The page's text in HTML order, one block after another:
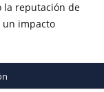
la reputación de
impacto